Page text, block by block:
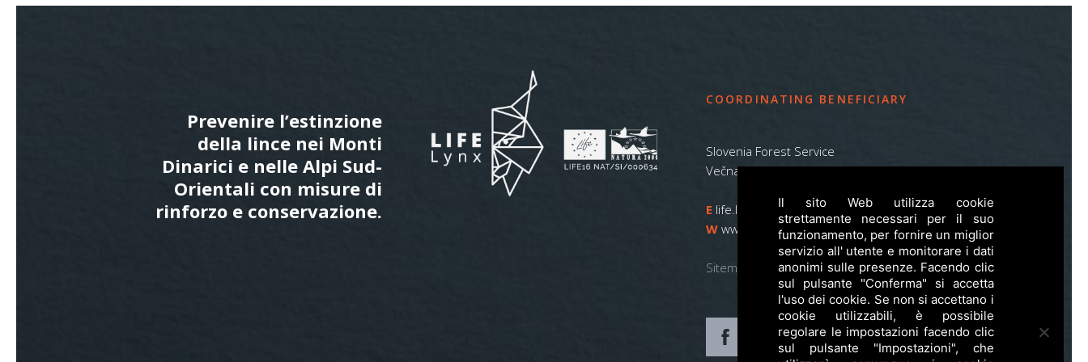
Prevenire l’estinzione
della lince nei Monti
Dinarici e nelle Alpi Sud-
Orientali con misure di
rinforzo e conservazione.
COORDINATING BENEFICIARY
Slovenia Forest Service
Večna pot 2, SI – 1000 Ljubljana
E life.lynx.eu@gmail.com
W www.zgs.si
Sitemap
Il sito Web utilizza cookie
strettamente necessari per il suo
funzionamento, per fornire un miglior
servizio all' utente e monitorare i dati
anonimi sulle presenze. Facendo clic
sul pulsante "Conferma" si accetta
l'uso dei cookie. Se non si accettano i
cookie utilizzabili, è possibile
regolare le impostazioni facendo clic
sul pulsante "Impostazioni", che